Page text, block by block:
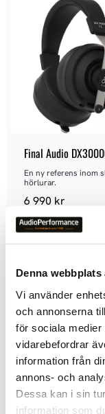
Denna
Vi använder
och annonserna
för sociala
vidarebefordrar
information från
annons- och
Dessa kan i sin
information som
Final Audio
En ny referens inom
hörlurar.
6 990 kr